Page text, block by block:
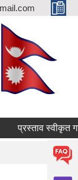
प्रस्ताव स्वीकृत